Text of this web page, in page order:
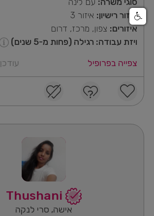
איזור רישיון: איזור 3
איזורים: צפון, מרכז, דרום
ויזת עבודה: רגילה (פחות מ-5 שנים)
צפייה בפרופיל
עודכן 09.08.2026
אישה, סרי לנקה